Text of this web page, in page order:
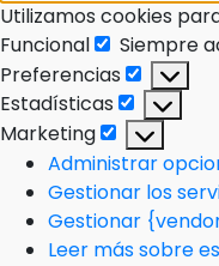
Utilizamos cookies
Funcional
Siempre
Preferencias
Estadísticas
Marketing
Administrar
Gestionar los
Gestionar
Leer más sobre